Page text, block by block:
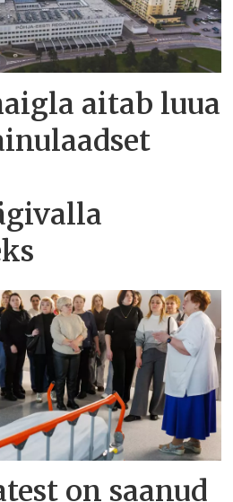
aitab luua
on saanud